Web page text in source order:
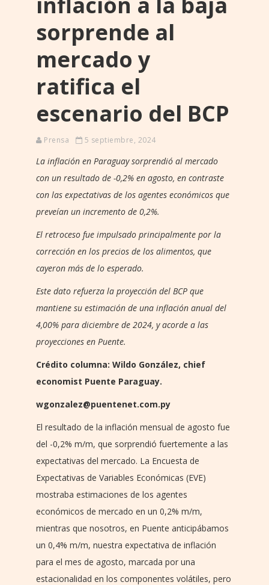
sorprende al
mercado y
ratifica el
escenario del BCP
Prensa 5 septiembre, 2024
La inflación en Paraguay sorprendió al mercado
con un resultado de -0,2% en agosto, en contraste
con las expectativas de los agentes económicos que
preveían un incremento de 0,2%.
El retroceso fue impulsado principalmente por la
corrección en los precios de los alimentos, que
cayeron más de lo esperado.
Este dato refuerza la proyección del BCP que
mantiene su estimación de una inflación anual del
4,00% para diciembre de 2024, y acorde a las
proyecciones en Puente.
Crédito columna: Wildo González, chief
economist Puente Paraguay.
wgonzalez@puentenet.com.py
El resultado de la inflación mensual de agosto fue
del -0,2% m/m, que sorprendió fuertemente a las
expectativas del mercado. La Encuesta de
Expectativas de Variables Económicas (EVE)
mostraba estimaciones de los agentes
económicos de mercado en un 0,2% m/m,
mientras que nosotros, en Puente anticipábamos
un 0,4% m/m, nuestra expectativa de inflación
para el mes de agosto, marcada por una
estacionalidad en los componentes volátiles, pero